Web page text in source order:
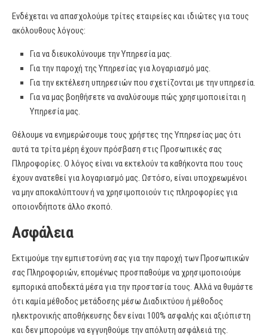
Ενδέχεται να απασχολούμε τρίτες εταιρείες και ιδιώτες για τους
ακόλουθους λόγους:
Για να διευκολύνουμε την Υπηρεσία μας.
Για την παροχή της Υπηρεσίας για λογαριασμό μας.
Για την εκτέλεση υπηρεσιών που σχετίζονται με την υπηρεσία.
Για να μας βοηθήσετε να αναλύσουμε πώς χρησιμοποιείται η
Υπηρεσία μας.
Θέλουμε να ενημερώσουμε τους χρήστες της Υπηρεσίας μας ότι
αυτά τα τρίτα μέρη έχουν πρόσβαση στις Προσωπικές σας
Πληροφορίες. Ο λόγος είναι να εκτελούν τα καθήκοντα που τους
έχουν ανατεθεί για λογαριασμό μας. Ωστόσο, είναι υποχρεωμένοι
να μην αποκαλύπτουν ή να χρησιμοποιούν τις πληροφορίες για
οποιονδήποτε άλλο σκοπό.
Ασφάλεια
Εκτιμούμε την εμπιστοσύνη σας για την παροχή των Προσωπικών
σας Πληροφοριών, επομένως προσπαθούμε να χρησιμοποιούμε
εμπορικά αποδεκτά μέσα για την προστασία τους. Αλλά να θυμάστε
ότι καμία μέθοδος μετάδοσης μέσω Διαδικτύου ή μέθοδος
ηλεκτρονικής αποθήκευσης δεν είναι 100% ασφαλής και αξιόπιστη
και δεν μπορούμε να εγγυηθούμε την απόλυτη ασφάλειά της.